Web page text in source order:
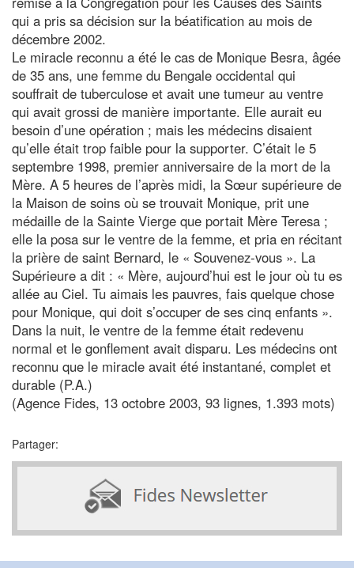
qui a pris sa décision sur la béatification au mois de
décembre 2002.
Le miracle reconnu a été le cas de Monique Besra, âgée
de 35 ans, une femme du Bengale occidental qui
souffrait de tuberculose et avait une tumeur au ventre
qui avait grossi de manière importante. Elle aurait eu
besoin d’une opération ; mais les médecins disaient
qu’elle était trop faible pour la supporter. C’était le 5
septembre 1998, premier anniversaire de la mort de la
Mère. A 5 heures de l’après midi, la Sœur supérieure de
la Maison de soins où se trouvait Monique, prit une
médaille de la Sainte Vierge que portait Mère Teresa ;
elle la posa sur le ventre de la femme, et pria en récitant
la prière de saint Bernard, le « Souvenez-vous ». La
Supérieure a dit : « Mère, aujourd’hui est le jour où tu es
allée au Ciel. Tu aimais les pauvres, fais quelque chose
pour Monique, qui doit s’occuper de ses cinq enfants ».
Dans la nuit, le ventre de la femme était redevenu
normal et le gonflement avait disparu. Les médecins ont
reconnu que le miracle avait été instantané, complet et
durable (P.A.)
(Agence Fides, 13 octobre 2003, 93 lignes, 1.393 mots)
Partager: